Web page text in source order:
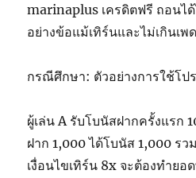
marinaplus เครดิตฟรี ถอนไ
อย่างข้อแม้เทิร์นและไม่เกินเ
กรณีศึกษา: ตัวอย่างการใช้โป
ผู้เล่น A รับโบนัสฝากครั้งแรก
ฝาก 1,000 ได้โบนัส 1,000 ร
เงื่อนไขเทิร์น 8x จะต้องทำย